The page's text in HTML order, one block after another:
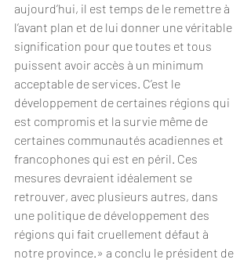
aujourd’hui, il est temps de le remettre à
l’avant plan et de lui donner une véritable
signification pour que toutes et tous
puissent avoir accès à un minimum
acceptable de services. C’est le
développement de certaines régions qui
est compromis et la survie même de
certaines communautés acadiennes et
francophones qui est en péril. Ces
mesures devraient idéalement se
retrouver, avec plusieurs autres, dans
une politique de développement des
régions qui fait cruellement défaut à
notre province.» a conclu le président de